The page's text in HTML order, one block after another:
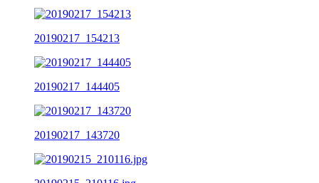
20190217_154213
20190217_144405
20190217_143720